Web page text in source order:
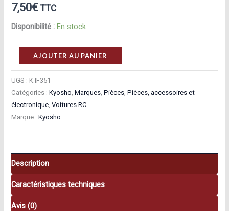
7,50€ TTC
Disponibilité : En stock
quantité
de
Kyosho
Protection
silicone
interrupteur
AJOUTER AU PANIER
UGS :K.IF351
Catégories :Kyosho ,Marques ,Pièces ,Pièces, accessoires et
électronique ,Voitures RC
Marque :Kyosho
Description
Caractéristiques techniques
Avis (0)